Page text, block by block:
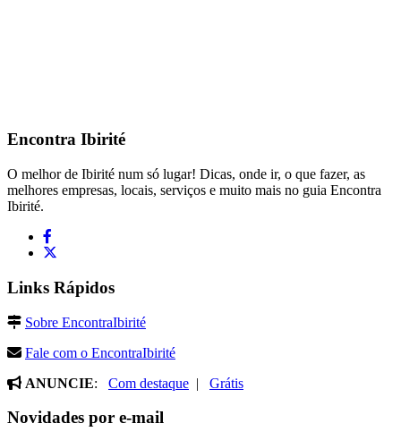
Encontra Ibirité
O melhor de Ibirité num só lugar! Dicas, onde ir, o que fazer, as
melhores empresas, locais, serviços e muito mais no guia Encontra
Ibirité.
Links Rápidos
Sobre EncontraIbirité
Fale com o EncontraIbirité
ANUNCIE: Com destaque | Grátis
Novidades por e-mail